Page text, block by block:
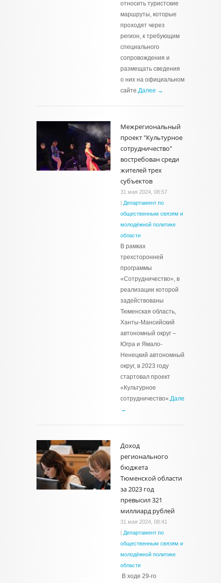
относить туристские
маршруты, которые
проходят через
регион, к требующим
специального
сопровождения и
размещать сведения
о них на официальном
сайте.Далее →
Межрегиональный
проект "Культурное
сотрудничество"
востребован среди
жителей трех
субъектов
31 мая 2024, 08:57
| Департамент по
общественным связям и
молодёжной политике
области
В рамках
трехсторонней
программы
«Сотрудничество», в
реализации которой
задействованы
Тюменская область,
Ханты-Мансийский
автономный округ –
Югра и Ямало-
Ненецкий автономный
округ, в 2023 году
стартовал проект
«Культурное
сотрудничество».Далее
→
Доход
регионального
бюджета
Тюменской области
за 2023 год
превысил 321
миллиард рублей
31 мая 2024, 08:41
| Департамент по
общественным связям и
молодёжной политике
области
В ходе 29-го